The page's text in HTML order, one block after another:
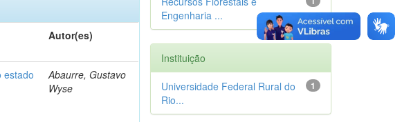
Autor(es)
estado
Abaurre, Gustavo
Wyse
Engenharia ...
Instituição
1
Universidade Federal Rural do
Rio...